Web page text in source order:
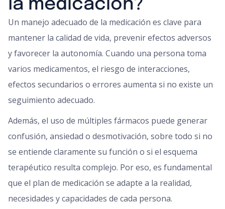
la medicación?
Un manejo adecuado de la medicación es clave para
mantener la calidad de vida, prevenir efectos adversos
y favorecer la autonomía. Cuando una persona toma
varios medicamentos, el riesgo de interacciones,
efectos secundarios o errores aumenta si no existe un
seguimiento adecuado.
Además, el uso de múltiples fármacos puede generar
confusión, ansiedad o desmotivación, sobre todo si no
se entiende claramente su función o si el esquema
terapéutico resulta complejo. Por eso, es fundamental
que el plan de medicación se adapte a la realidad,
necesidades y capacidades de cada persona.